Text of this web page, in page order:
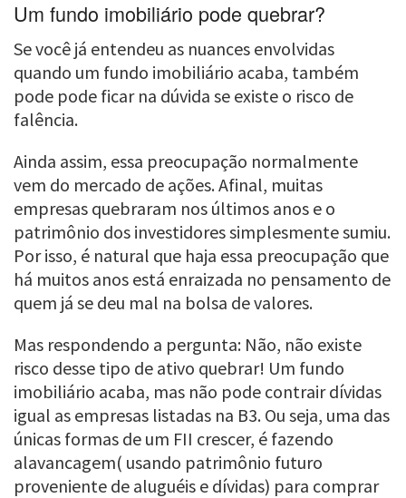
Um fundo imobiliário pode quebrar?
Se você já entendeu as nuances envolvidas
quando um fundo imobiliário acaba, também
pode pode ficar na dúvida se existe o risco de
falência.
Ainda assim, essa preocupação normalmente
vem do mercado de ações. Afinal, muitas
empresas quebraram nos últimos anos e o
patrimônio dos investidores simplesmente sumiu.
Por isso, é natural que haja essa preocupação que
há muitos anos está enraizada no pensamento de
quem já se deu mal na bolsa de valores.
Mas respondendo a pergunta: Não, não existe
risco desse tipo de ativo quebrar! Um fundo
imobiliário acaba, mas não pode contrair dívidas
igual as empresas listadas na B3. Ou seja, uma das
únicas formas de um FII crescer, é fazendo
alavancagem( usando patrimônio futuro
proveniente de aluguéis e dívidas) para comprar